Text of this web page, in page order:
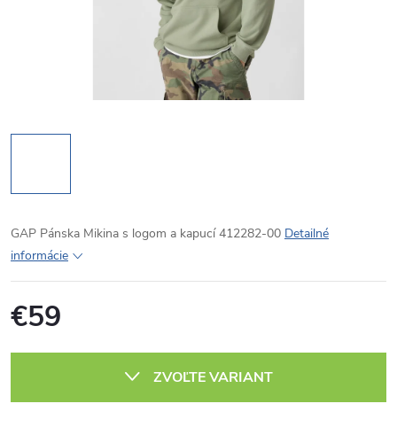
GAP Pánska Mikina s logom a kapucí 412282-00 Detailné
informácie
€59
ZVOĽTE VARIANT